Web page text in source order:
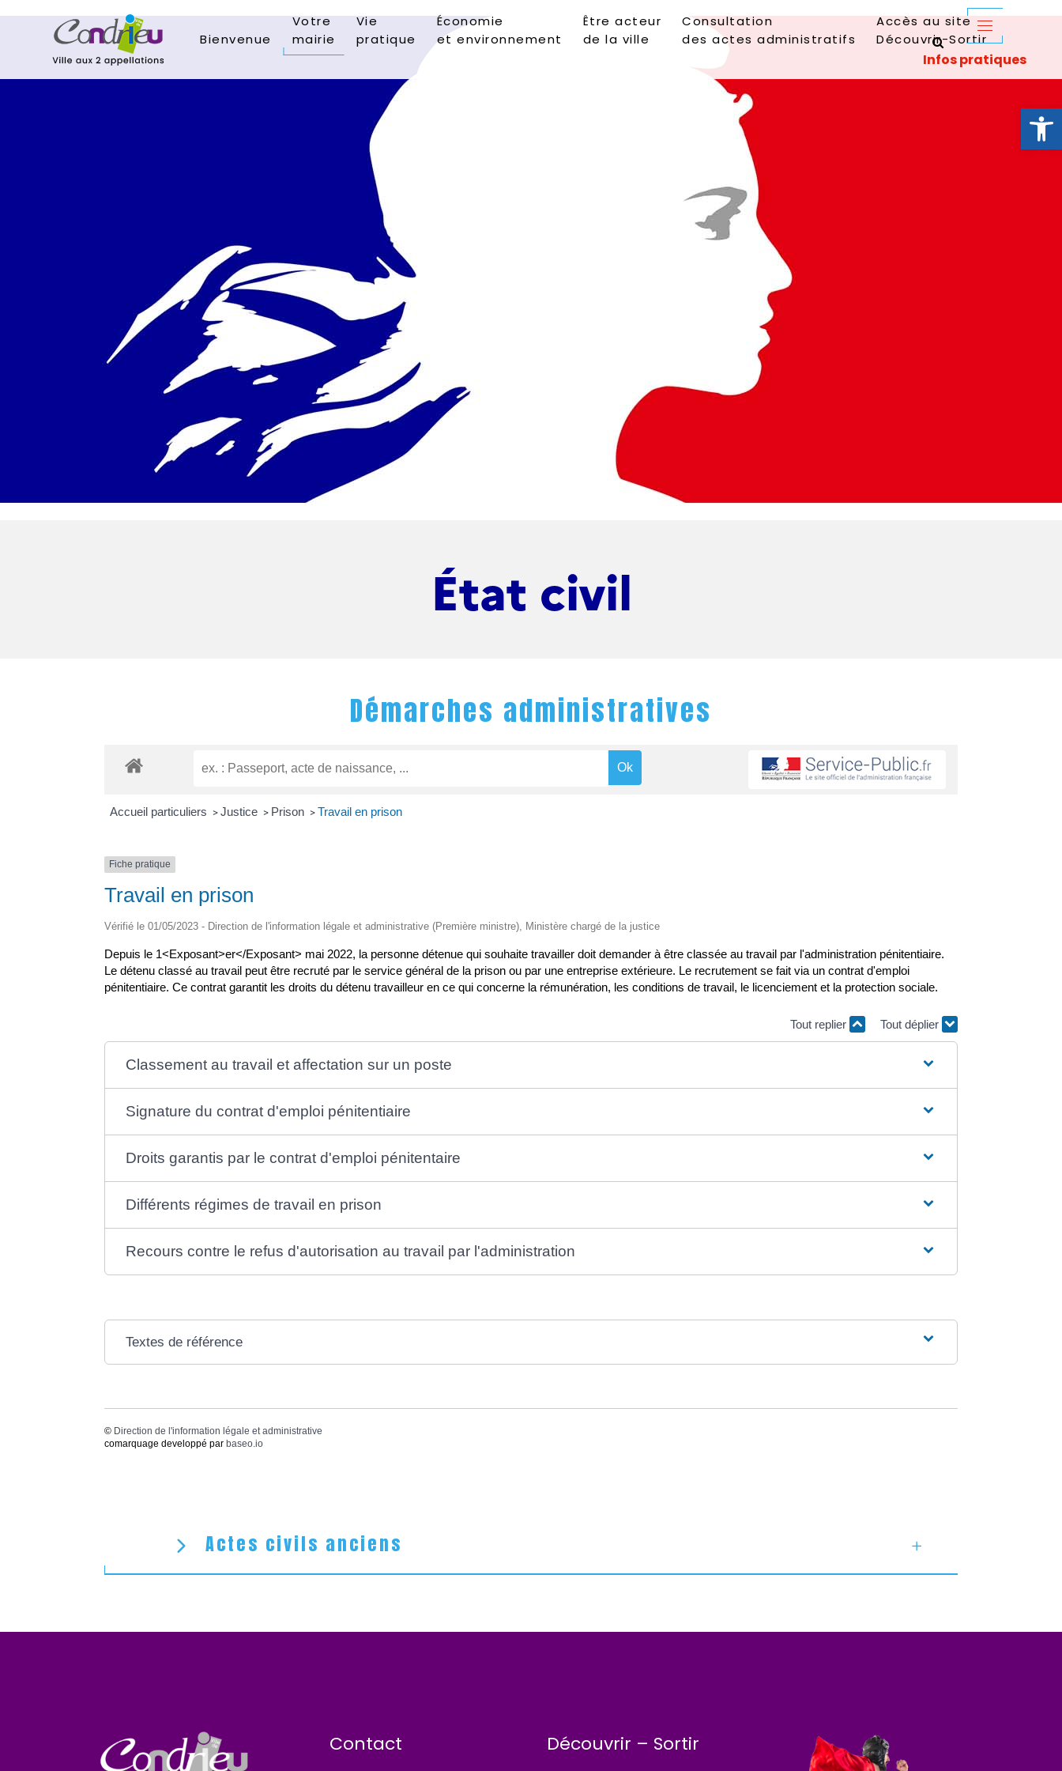
Ouvrir
Bienvenue
Votre
mairie
Vie
pratique
Économie
et environnement
Être acteur
de la ville
Consultation
des actes administratifs
Accès au site
Découvrir-Sortir
État civil
Démarches administratives
Accueil particuliers > Justice > Prison > Travail en prison
Fiche pratique
Travail en prison
Vérifié le 01/05/2023 - Direction de l'information légale et administrative (Première ministre), Ministère chargé de la justice
Depuis le 1<Exposant>er</Exposant> mai 2022, la personne détenue qui souhaite travailler doit demander à être classée au travail par l'administration pénitentiaire.
Le détenu classé au travail peut être recruté par le service général de la prison ou par une entreprise extérieure. Le recrutement se fait via un contrat d'emploi
pénitentiaire. Ce contrat garantit les droits du détenu travailleur en ce qui concerne la rémunération, les conditions de travail, le licenciement et la protection sociale.
Tout replier Tout déplier
Classement au travail et affectation sur un poste
Signature du contrat d'emploi pénitentiaire
Droits garantis par le contrat d'emploi pénitentaire
Différents régimes de travail en prison
Recours contre le refus d'autorisation au travail par l'administration
Textes de référence
© Direction de l'information légale et administrative
comarquage developpé par baseo.io
Actes civils anciens
Contact Découvrir – Sortir